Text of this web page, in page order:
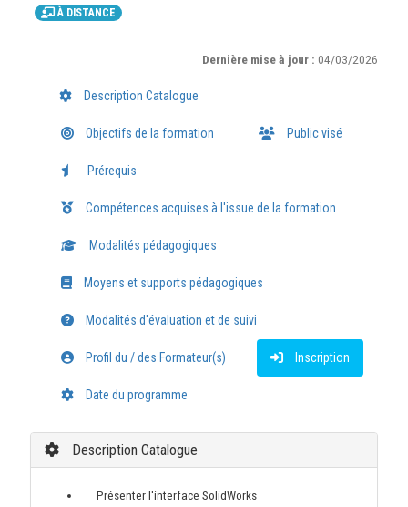
À DISTANCE
Dernière mise à jour :04/03/2026
Description Catalogue
Objectifs de la formation Public visé
Prérequis
Compétences acquises à l'issue de la formation
Modalités pédagogiques
Moyens et supports pédagogiques
Modalités d'évaluation et de suivi
Profil du / des Formateur(s) Inscription
Date du programme
Description Catalogue
Présenter l'interface SolidWorks